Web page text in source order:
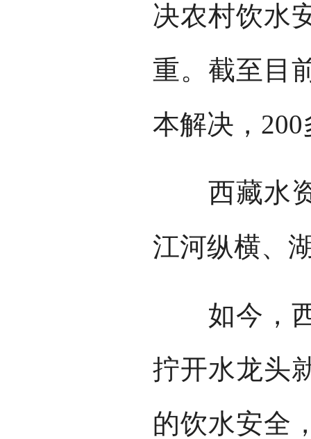
决农村饮水
重。截至目
本解决，
西藏水资
江河纵横、
如今，西
拧开水龙头
的饮水安全